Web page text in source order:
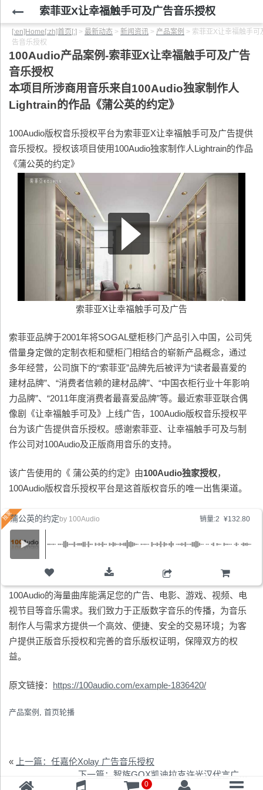
索菲亚X让幸福触手可及广告音乐授权
[:en]Home[:zh]首页[:] > 最新动态 > 新闻资讯 > 产品案例 > 索菲亚X让幸福触手可
告音乐授权
100Audio产品案例-索菲亚X让幸福触手可及广告
音乐授权
本项目所涉商用音乐来自100Audio独家制作人
Lightrain的作品《蒲公英的约定》
100Audio版权音乐授权平台为索菲亚X让幸福触手可及广告提供
音乐授权。授权该项目使用100Audio独家制作人Lightrain的作品
《蒲公英的约定》
索菲亚X让幸福触手可及广告
索菲亚品牌于2001年将SOGAL壁柜移门产品引入中国，公司凭
借量身定做的定制衣柜和壁柜门相结合的崭新产品概念，通过
多年经营，公司旗下的“索菲亚”品牌先后被评为“读者最喜爱的
建材品牌”、“消费者信赖的建材品牌”、“中国衣柜行业十年影响
力品牌”、“2011年度消费者最喜爱品牌”等。最近索菲亚联合偶
像剧《让幸福触手可及》上线广告，100Audio版权音乐授权平
台为该广告提供音乐授权。感谢索菲亚、让幸福触手可及与制
作公司对100Audio及正版商用音乐的支持。
该广告使用的《 蒲公英的约定》由100Audio独家授权，
100Audio版权音乐授权平台是这首版权音乐的唯一出售渠道。
销量:2 ¥132.80
蒲公英的约定 by 100Audio
100Audio的海量曲库能满足您的广告、电影、游戏、视频、电
视节目等音乐需求。我们致力于正版数字音乐的传播，为音乐
制作人与需求方提供一个高效、便捷、安全的交易环境；为客
户提供正版音乐授权和完善的音乐版权证明，保障双方的权
益。
原文链接： https://100audio.com/example-1836420/
产品案例 , 首页轮播
«
上一篇：任嘉伦Xolay 广告音乐授权
0